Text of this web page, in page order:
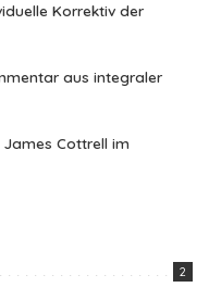
Korrektiv der
aus integraler
Cottrell im
2